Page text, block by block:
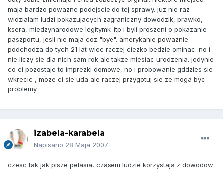
maja bardzo powazne podejscie do tej sprawy. juz nie raz
widzialam ludzi pokazujacych zagraniczny dowodzik, prawko,
ksera, miedzynarodowe legitymki itp i byli proszeni o pokazanie
paszportu, jesli nie maja coz "bye". amerykanie powaznie
podchodza do tych 21 lat wiec raczej ciezko bedzie ominac. no i
nie liczy sie dla nich sam rok ale takze miesiac urodzenia. jedynie
co ci pozostaje to imprezki domowe, no i probowanie gddzies sie
wkrecic , moze ci sie uda ale raczej przygotuj sie ze moga byc
problemy.
izabela-karabela
Napisano 28 Maja 2007
czesc tak jak pisze pelasia, czasem ludzie korzystaja z dowodow